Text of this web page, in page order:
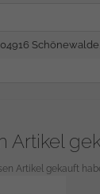
Schönewalde,
Artikel
Artikel gekauft